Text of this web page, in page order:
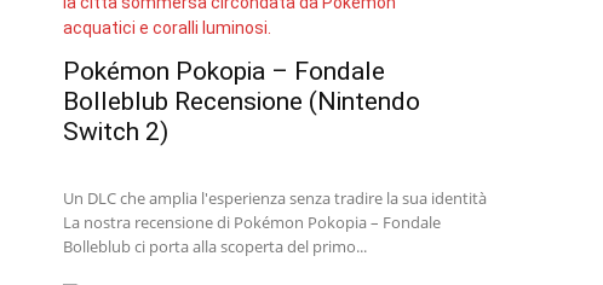
Pokémon Pokopia – Fondale
Bolleblub Recensione (Nintendo
Switch 2)
Un DLC che amplia l'esperienza senza tradire la sua identità
La nostra recensione di Pokémon Pokopia – Fondale
Bolleblub ci porta alla scoperta del primo...